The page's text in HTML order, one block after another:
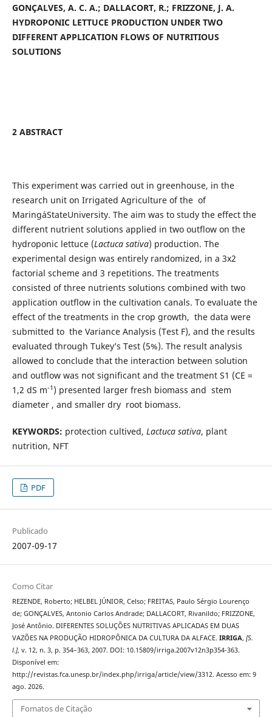
GONÇALVES, A. C. A.; DALLACORT, R.; FRIZZONE, J. A.
HYDROPONIC LETTUCE PRODUCTION UNDER TWO
DIFFERENT APPLICATION FLOWS OF NUTRITIOUS
SOLUTIONS
2 ABSTRACT
This experiment was carried out in greenhouse, in the
research unit on Irrigated Agriculture of the of
MaringáStateUniversity. The aim was to study the effect the
different nutrient solutions applied in two outflow on the
hydroponic lettuce (Lactuca sativa) production. The
experimental design was entirely randomized, in a 3x2
factorial scheme and 3 repetitions. The treatments
consisted of three nutrients solutions combined with two
application outflow in the cultivation canals. To evaluate the
effect of the treatments in the crop growth, the data were
submitted to the Variance Analysis (Test F), and the results
evaluated through Tukey’s Test (5%). The result analysis
allowed to conclude that the interaction between solution
and outflow was not significant and the treatment S1 (CE =
1,2 dS m-1 ) presented larger fresh biomass and stem
diameter , and smaller dry root biomass.
KEYWORDS: protection cultived, Lactuca sativa, plant
nutrition, NFT
PDF
Publicado
2007-09-17
Como Citar
REZENDE, Roberto; HELBEL JÚNIOR, Celso; FREITAS, Paulo Sérgio Lourenço
de; GONÇALVES, Antonio Carlos Andrade; DALLACORT, Rivanildo; FRIZZONE,
José Antônio. DIFERENTES SOLUÇÕES NUTRITIVAS APLICADAS EM DUAS
VAZÕES NA PRODUÇÃO HIDROPÔNICA DA CULTURA DA ALFACE. IRRIGA, [S.
l.], v. 12, n. 3, p. 354–363, 2007. DOI: 10.15809/irriga.2007v12n3p354-363.
Disponível em:
http://revistas.fca.unesp.br/index.php/irriga/article/view/3312. Acesso em: 9
ago. 2026.
Fomatos de Citação